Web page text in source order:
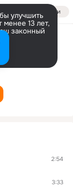
Войти
улучшить
менее 13 лет,
законный
2:54
3:33